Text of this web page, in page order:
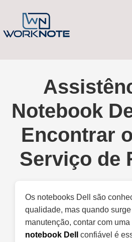
Notebook
Encontrar
Serviço de
Os notebooks Dell são
qualidade, mas quando
manutenção, contar com uma
notebook Dell
confiável é